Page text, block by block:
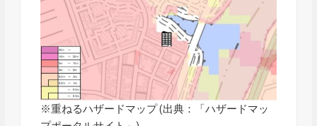
※重ねるハザードマップ (出典：「ハザードマッ